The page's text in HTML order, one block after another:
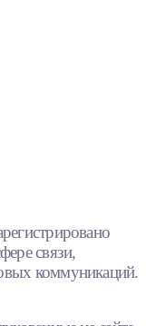
связи,
коммуникаций.